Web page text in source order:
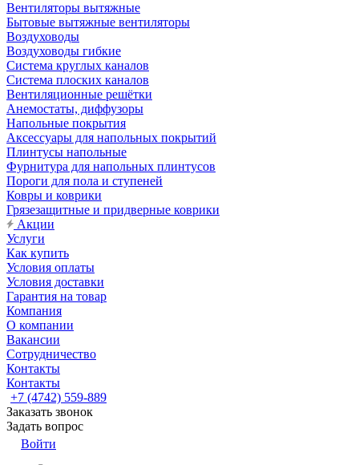
Вентиляторы вытяжные
Бытовые вытяжные вентиляторы
Воздуховоды
Воздуховоды гибкие
Система круглых каналов
Система плоских каналов
Вентиляционные решётки
Анемостаты, диффузоры
Напольные покрытия
Аксессуары для напольных покрытий
Плинтусы напольные
Фурнитура для напольных плинтусов
Пороги для пола и ступеней
Ковры и коврики
Грязезащитные и придверные коврики
Акции
Услуги
Как купить
Условия оплаты
Условия доставки
Гарантия на товар
Компания
О компании
Вакансии
Сотрудничество
Контакты
Контакты
+7 (4742) 559-889
Заказать звонок
Задать вопрос
Войти